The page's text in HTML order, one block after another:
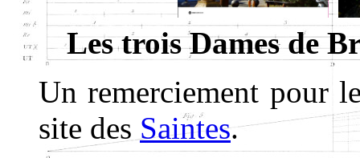
Les trois Dames de
Un remerciement pour
site des Saintes.